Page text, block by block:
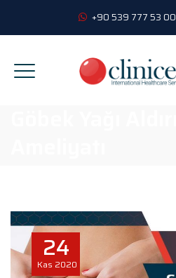
+90 539 777 53 00
24
Kas 2020